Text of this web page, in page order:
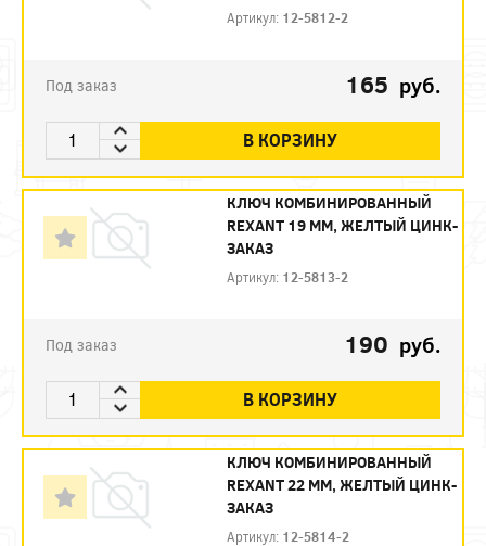
Артикул: 12-5812-2
Под заказ 165 руб.
В КОРЗИНУ
КЛЮЧ КОМБИНИРОВАННЫЙ
REXANT 19 ММ, ЖЕЛТЫЙ ЦИНК-
ЗАКАЗ
Артикул: 12-5813-2
Под заказ 190 руб.
В КОРЗИНУ
КЛЮЧ КОМБИНИРОВАННЫЙ
REXANT 22 ММ, ЖЕЛТЫЙ ЦИНК-
ЗАКАЗ
Артикул: 12-5814-2